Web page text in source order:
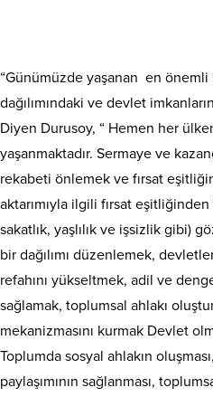
“Günümüzde yaşanan en
dağılımındaki ve devlet
Diyen Durusoy, “ Hemen her
yaşanmaktadır. Sermaye ve
rekabeti önlemek ve fırsat
aktarımıyla ilgili fırsat
sakatlık, yaşlılık ve işsizlik gibi)
bir dağılımı düzenlemek,
refahını yükseltmek, adil ve
sağlamak, toplumsal ahlakı
mekanizmasını kurmak Devlet
Toplumda sosyal ahlakın
paylaşımının sağlanması,